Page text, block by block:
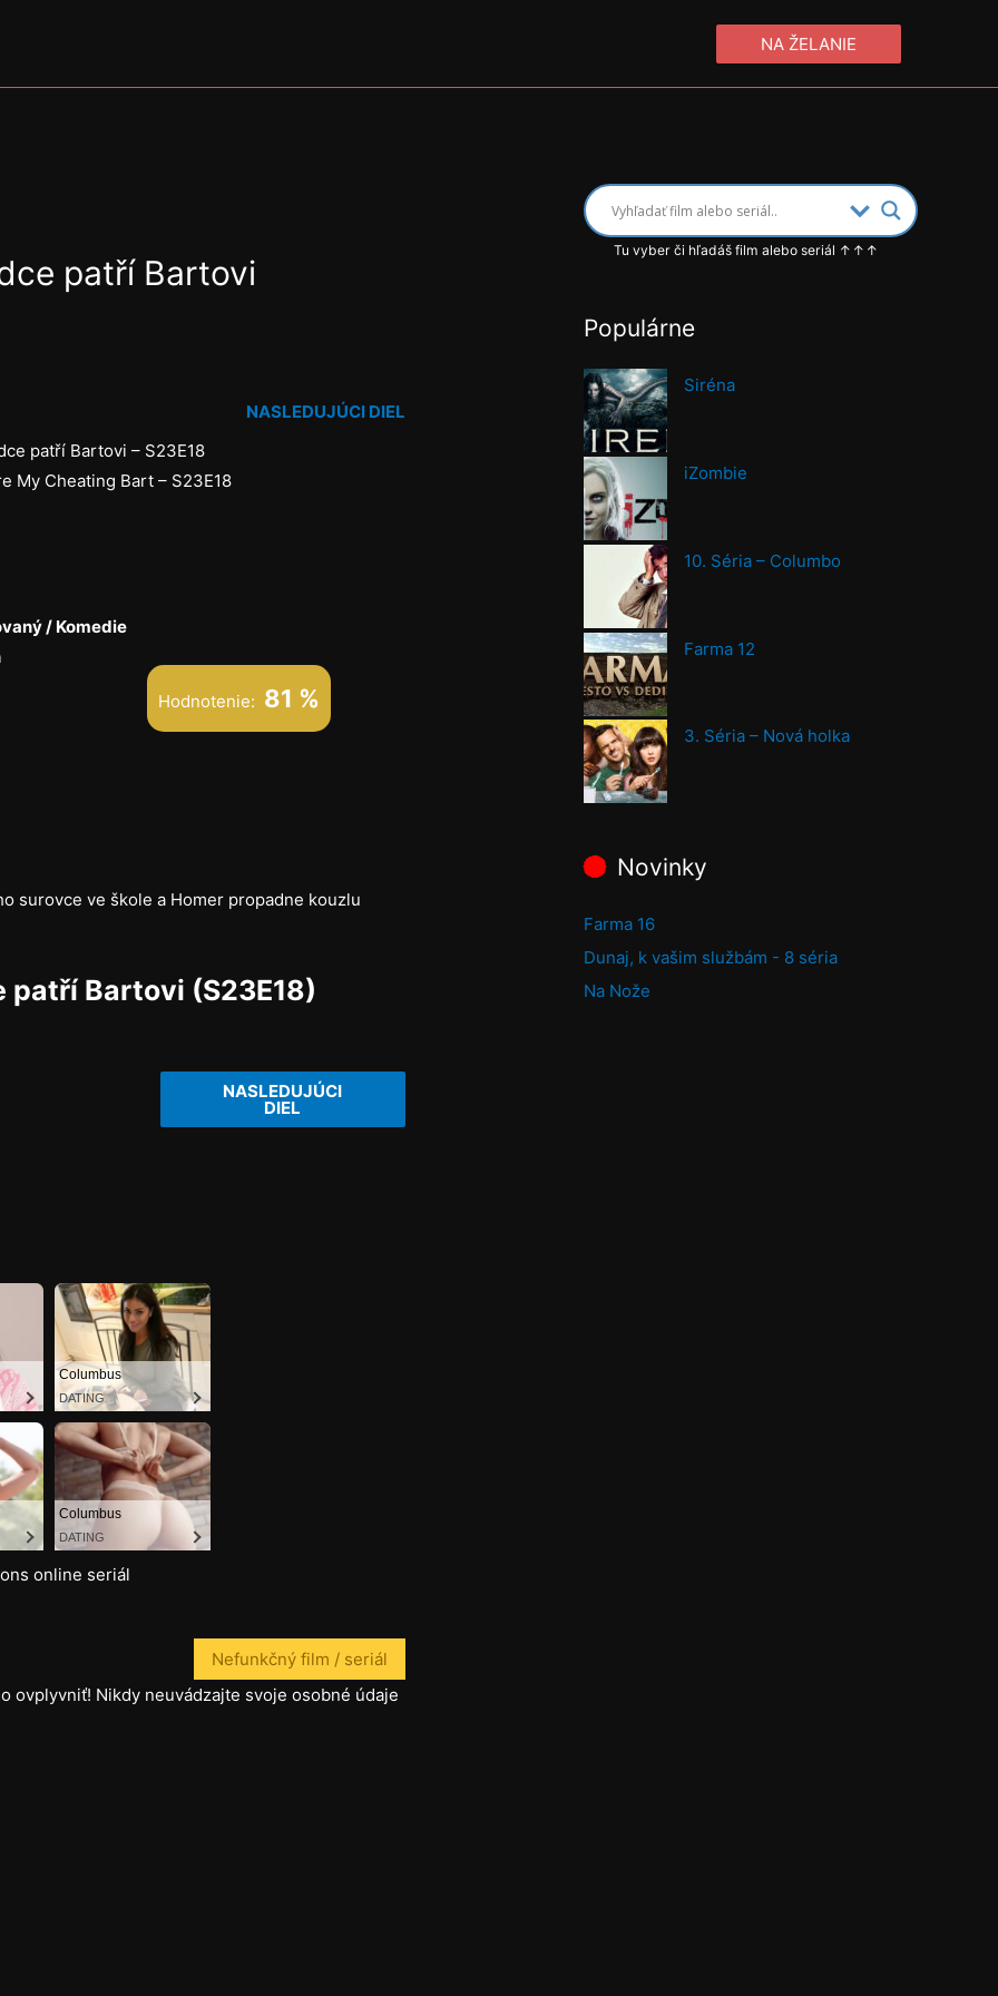
NA ŽELANIE
patří Bartovi
NASLEDUJÚCI DIEL
patří Bartovi – S23E18
My Cheating Bart – S23E18
Hodnotenie: 81 %
/ Komedie
surovce ve škole a Homer propadne kouzlu
patří Bartovi (S23E18)
NASLEDUJÚCI
DIEL
online seriál
Nefunkčný film / seriál
ovplyvniť! Nikdy neuvádzajte svoje osobné údaje
Tu vyber či hľadáš film alebo seriál ↑↑↑
Populárne
Siréna
iZombie
10. Séria – Columbo
Farma 12
3. Séria – Nová holka
Novinky
Farma 16
Dunaj, k vašim službám - 8 séria
Na Nože